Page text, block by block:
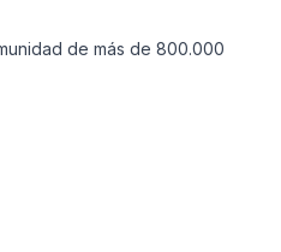
de más de 800.000